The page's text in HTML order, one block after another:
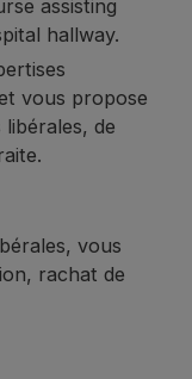
vous propose
de
vous
rachat de